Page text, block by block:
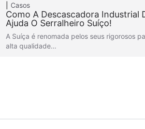
Casos
Como A Descascadora Industrial
Ajuda O Serralheiro Suíço!
A Suíça é renomada pelos seus rigorosos
alta qualidade…